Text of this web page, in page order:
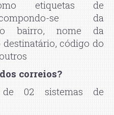
etiquetas de
se da
bairro, nome da
código do
correios?
02 sistemas de